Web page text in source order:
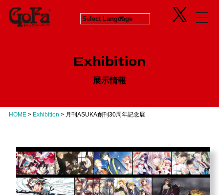
Information
お問い合わせ
開催中のエキシビジョン
Next
History
バーチャルギャラリー
Product Progress Info.
商品進捗情報
Product
商品企画
展示情報
Exhibition
HOME> Exhibition > 月刊ASUKA創刊30周年記念展